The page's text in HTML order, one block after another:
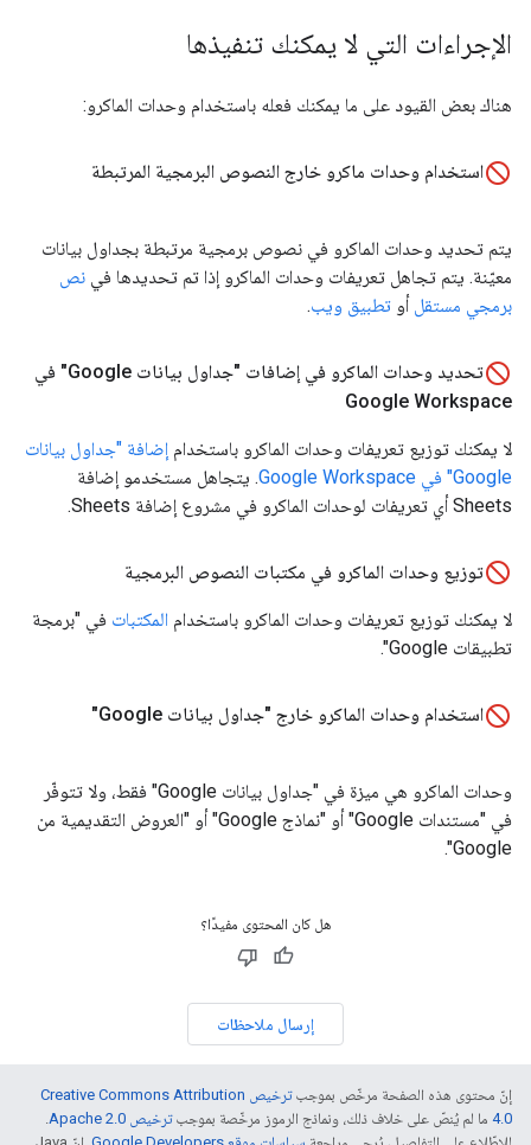
الإجراءات التي لا يمكنك تنفيذها
هناك بعض القيود على ما يمكنك فعله باستخدام وحدات الماكرو:
استخدام وحدات ماكرو خارج النصوص البرمجية المرتبطة
يتم تحديد وحدات الماكرو في نصوص برمجية مرتبطة بجداول بيانات
معيّنة. يتم تجاهل تعريفات وحدات الماكرو إذا تم تحديدها في نص
برمجي مستقل أو تطبيق ويب.
تحديد وحدات الماكرو في إضافات "جداول بيانات Google" في
Google Workspace
لا يمكنك توزيع تعريفات وحدات الماكرو باستخدام إضافة "جداول بيانات
Google" في Google Workspace
. يتجاهل مستخدمو إضافة
Sheets أي تعريفات لوحدات الماكرو في مشروع إضافة Sheets.
توزيع وحدات الماكرو في مكتبات النصوص البرمجية
لا يمكنك توزيع تعريفات وحدات الماكرو باستخدام المكتبات في "برمجة
تطبيقات Google".
استخدام وحدات الماكرو خارج "جداول بيانات Google"
وحدات الماكرو هي ميزة في "جداول بيانات Google" فقط، ولا تتوفّر
في "مستندات Google" أو "نماذج Google" أو "العروض التقديمية من
Google".
هل كان المحتوى مفيدًا؟
إرسال ملاحظات
إنّ محتوى هذه الصفحة مرخّص بموجب
ترخيص Creative Commons Attribution
4.0‏ ما لم يُنصّ على خلاف ذلك، ونماذج الرموز مرخّصة بموجبترخيص Apache 2.0‏
.